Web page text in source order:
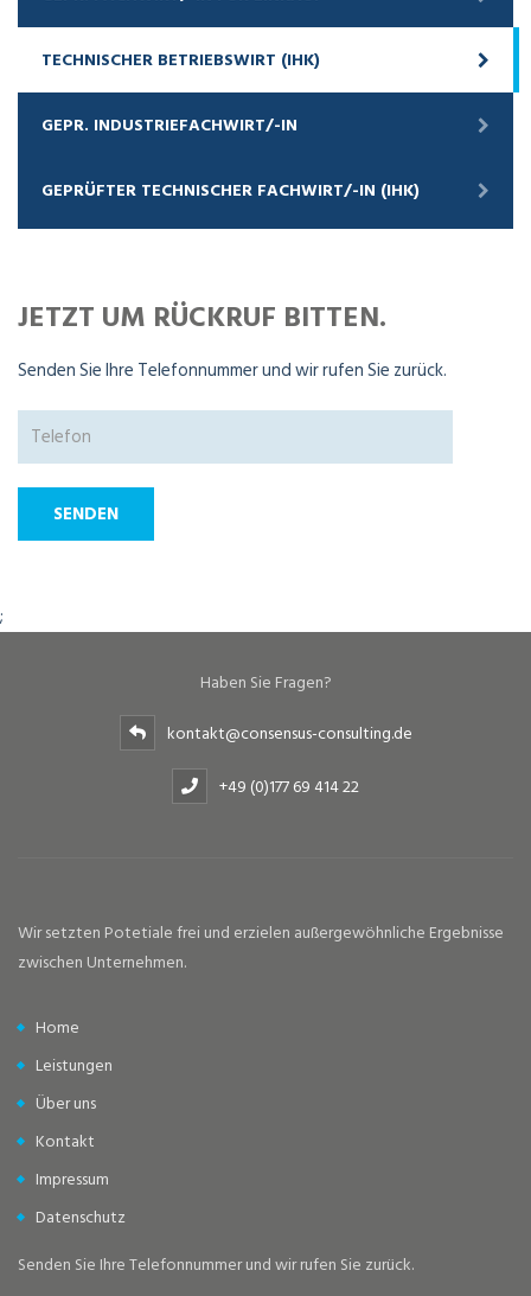
TECHNISCHER BETRIEBSWIRT (IHK)
GEPR. INDUSTRIEFACHWIRT/-IN
GEPRÜFTER TECHNISCHER FACHWIRT/-IN (IHK)
JETZT UM RÜCKRUF BITTEN.
Senden Sie Ihre Telefonnummer und wir rufen Sie zurück.
;
Haben Sie Fragen?
kontakt@consensus-consulting.de
+49 (0)177 69 414 22
Wir setzten Potetiale frei und erzielen außergewöhnliche Ergebnisse
zwischen Unternehmen.
Home
Leistungen
Über uns
Kontakt
Impressum
Datenschutz
Senden Sie Ihre Telefonnummer und wir rufen Sie zurück.